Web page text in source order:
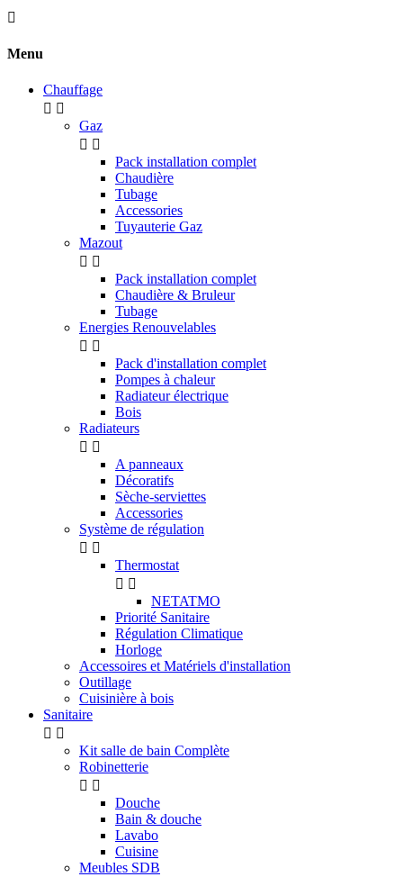

Menu
Chauffage
 
Gaz
 
Pack installation complet
Chaudière
Tubage
Accessories
Tuyauterie Gaz
Mazout
 
Pack installation complet
Chaudière & Bruleur
Tubage
Energies Renouvelables
 
Pack d'installation complet
Pompes à chaleur
Radiateur électrique
Bois
Radiateurs
 
A panneaux
Décoratifs
Sèche-serviettes
Accessories
Système de régulation
 
Thermostat
 
NETATMO
Priorité Sanitaire
Régulation Climatique
Horloge
Accessoires et Matériels d'installation
Outillage
Cuisinière à bois
Sanitaire
 
Kit salle de bain Complète
Robinetterie
 
Douche
Bain & douche
Lavabo
Cuisine
Meubles SDB